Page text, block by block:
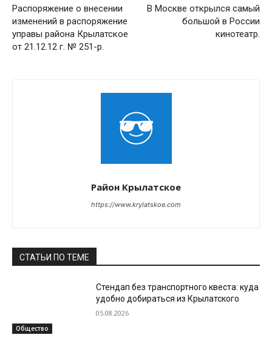
Распоряжение о внесении
изменений в распоряжение
управы района Крылатское
от 21.12.12 г. № 251-р.
В Москве открылся самый
большой в России
кинотеатр.
Район Крылатское
https://www.krylatskoe.com
СТАТЬИ ПО ТЕМЕ
Общество
Стендап без транспортного квеста: куда
удобно добираться из Крылатского
05.08.2026